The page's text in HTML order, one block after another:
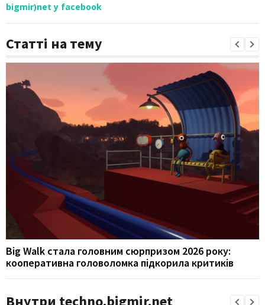
bigmir)net у facebook
Статті на тему
Big Walk стала головним сюрпризом 2026 року:
кооперативна головоломка підкорила критиків
Внутри techno.bigmir.net